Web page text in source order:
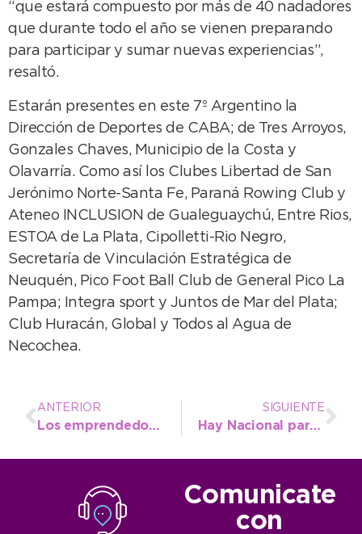
“que estará compuesto por más de 40 nadadores
que durante todo el año se vienen preparando
para participar y sumar nuevas experiencias”,
resaltó.
Estarán presentes en este 7º Argentino la
Dirección de Deportes de CABA; de Tres Arroyos,
Gonzales Chaves, Municipio de la Costa y
Olavarría. Como así los Clubes Libertad de San
Jerónimo Norte-Santa Fe, Paraná Rowing Club y
Ateneo INCLUSION de Gualeguaychú, Entre Rios,
ESTOA de La Plata, Cipolletti-Rio Negro,
Secretaría de Vinculación Estratégica de
Neuquén, Pico Foot Ball Club de General Pico La
Pampa; Integra sport y Juntos de Mar del Plata;
Club Huracán, Global y Todos al Agua de
Necochea.
ANTERIOR
Los emprendedores locales obtienen nuevas herramientas con la capacitación “Simplificando lo Impositivo”
SIGUIENTE
Hay Nacional para Tiago Rojas y Rosario Coronel este fin de semana
Comunicate
con